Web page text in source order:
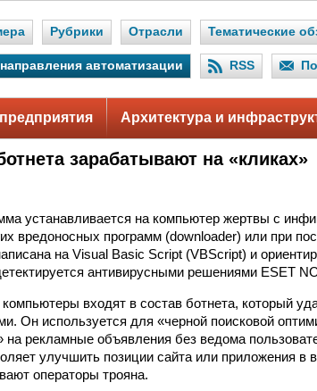
Рубрики Отрасли Тематические
автоматизации RSS
Архитектура и
зарабатывают на «кликах»
устанавливается на компьютер жертвы с
вредоносных программ (downloader) или при
на Visual Basic Script (VBScript) и
антивирусными решениями ESET
входят в состав ботнета, который
Он используется для «черной поисковой
на рекламные объявления без ведома
улучшить позиции сайта или приложения
операторы трояна.